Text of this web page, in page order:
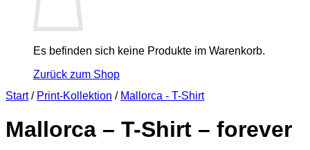
Es befinden sich keine Produkte im Warenkorb.
Zurück zum Shop
Start / Print-Kollektion / Mallorca - T-Shirt
Mallorca – T-Shirt – forever